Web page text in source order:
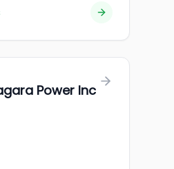
Power Inc